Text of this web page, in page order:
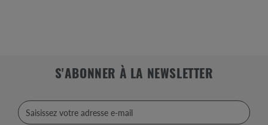
S'ABONNER À LA NEWSLETTER